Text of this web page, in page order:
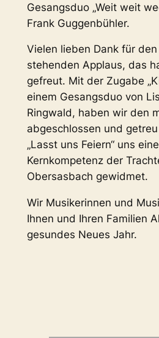
Gesangsduo „Weit weit
Frank Guggenbühler.
Vielen lieben Dank für
stehenden Applaus, das
gefreut. Mit der Zugabe
einem Gesangsduo von
Ringwald, haben wir den
abgeschlossen und
„Lasst uns Feiern“ uns
Kernkompetenz der
Obersasbach gewidmet.
Wir Musikerinnen und
Ihnen und Ihren Familien
gesundes Neues Jahr.